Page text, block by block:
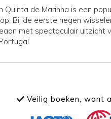
Quinta de Marinha is een
Bij de eerste negen
met spectaculair uitzicht
Veilig boeken, want